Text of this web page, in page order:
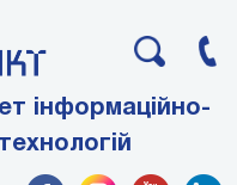
інформаційно-